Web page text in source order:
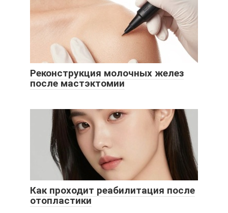
Реконструкция молочных желез
после мастэктомии
Как проходит реабилитация после
отопластики